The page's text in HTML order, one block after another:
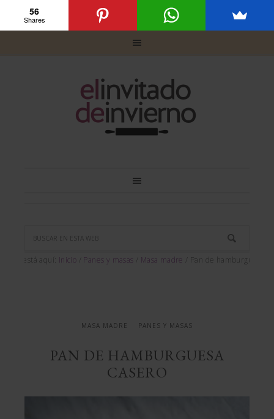
Usted está aquí: Inicio Panes y masas Masa madre
Pan de hamburguesa
MASA MADRE PANES Y MASAS
PAN DE HAMBURGUESA
CASERO
56
Shares